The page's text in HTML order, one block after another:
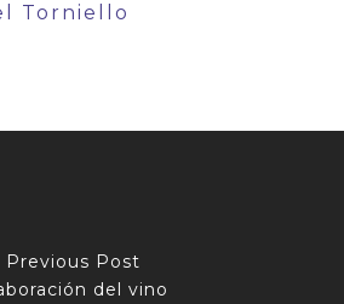
Torniello
Previous Post
del vino